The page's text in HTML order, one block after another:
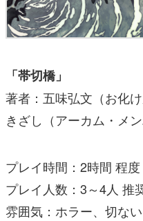
「帯切橋」
著者：五味弘文（お化
きざし（アーカム・メン
プレイ時間：2時間 程度
プレイ人数：3～4人 推
雰囲気：ホラー、切ない